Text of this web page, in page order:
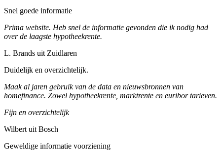
Snel goede informatie
Prima website. Heb snel de informatie gevonden die ik nodig had
over de laagste hypotheekrente.
L. Brands uit Zuidlaren
Duidelijk en overzichtelijk.
Maak al jaren gebruik van de data en nieuwsbronnen van
homefinance. Zowel hypotheekrente, marktrente en euribor tarieven.
Fijn en overzichtelijk
Wilbert uit Bosch
Geweldige informatie voorziening